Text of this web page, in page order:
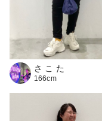
さ こ た
166cm